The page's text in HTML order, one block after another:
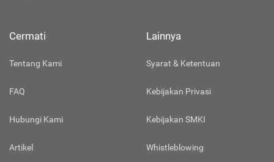
Cermati
Tentang Kami
FAQ
Hubungi Kami
Artikel
Lainnya
Syarat & Ketentuan
Kebijakan Privasi
Kebijakan SMKI
Whistleblowing